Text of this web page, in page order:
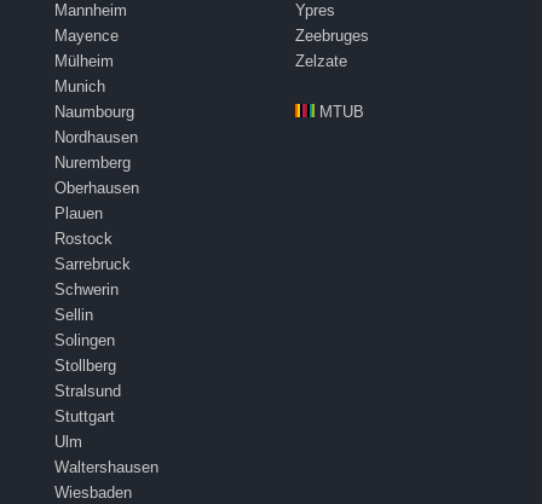
Mannheim
Mayence
Mülheim
Munich
Naumbourg
Nordhausen
Nuremberg
Oberhausen
Plauen
Rostock
Sarrebruck
Schwerin
Sellin
Solingen
Stollberg
Stralsund
Stuttgart
Ulm
Waltershausen
Wiesbaden
Ypres
Zeebruges
Zelzate
MTUB